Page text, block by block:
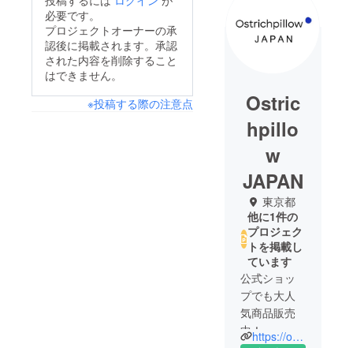
必要です。
プロジェクトオーナーの承
認後に掲載されます。承認
された内容を削除すること
はできません。
※投稿する際の注意点
Ostric
hpillo
w
JAPAN
東京都
他に1件の
プロジェク
トを掲載し
ています
公式ショッ
プでも大人
気商品販売
中！
https://ostrichpillow-jp.com/